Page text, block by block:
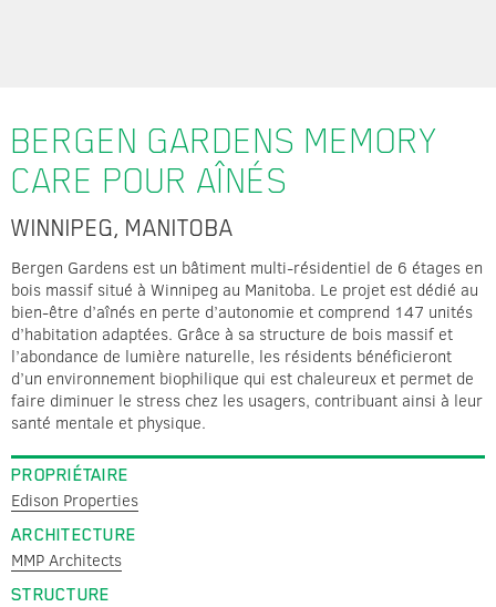
BERGEN GARDENS MEMORY
CARE POUR AÎNÉS
WINNIPEG, MANITOBA
Bergen Gardens est un bâtiment multi-résidentiel de 6 étages en
bois massif situé à Winnipeg au Manitoba. Le projet est dédié au
bien-être d’aînés en perte d’autonomie et comprend 147 unités
d’habitation adaptées. Grâce à sa structure de bois massif et
l’abondance de lumière naturelle, les résidents bénéficieront
d’un environnement biophilique qui est chaleureux et permet de
faire diminuer le stress chez les usagers, contribuant ainsi à leur
santé mentale et physique.
PROPRIÉTAIRE
Edison Properties
ARCHITECTURE
MMP Architects
STRUCTURE